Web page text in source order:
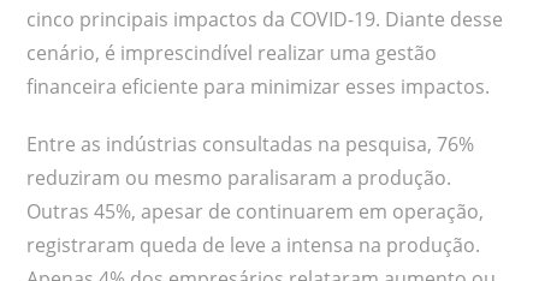
cinco principais impactos da COVID-19. Diante desse
cenário, é imprescindível realizar uma gestão
financeira eficiente para minimizar esses impactos.
Entre as indústrias consultadas na pesquisa, 76%
reduziram ou mesmo paralisaram a produção.
Outras 45%, apesar de continuarem em operação,
registraram queda de leve a intensa na produção.